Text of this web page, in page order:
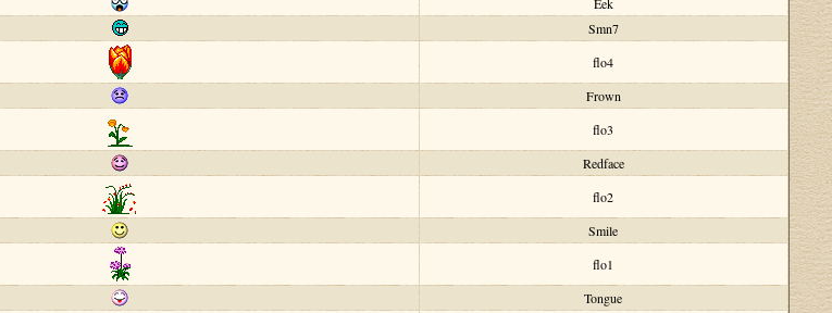
Smn7
flo4
Frown
flo3
Redface
flo2
Smile
flo1
Tongue